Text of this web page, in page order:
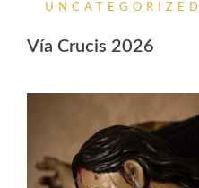
UNCATEGORIZED
Vía Crucis 2026